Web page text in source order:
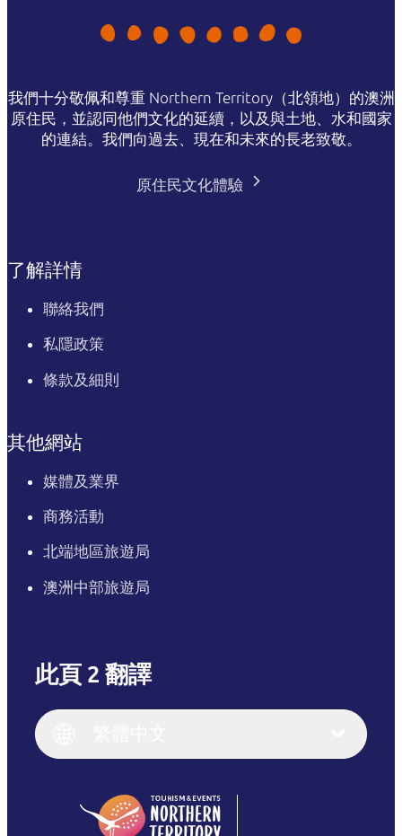
我們十分敬佩和尊重 Northern Territory（北領地）的澳洲
原住民，並認同他們文化的延續，以及與土地、水和國家
的連結。我們向過去、現在和未來的長老致敬。
原住民文化體驗
了解詳情
聯絡我們
私隱政策
條款及細則
其他網站
媒體及業界
商務活動
北端地區旅遊局
澳洲中部旅遊局
此頁 2 翻譯
English
English (US)
English
(Singapore)